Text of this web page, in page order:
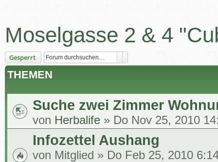
Moselgasse 2 & 4
Gesperrt
THEMEN
Suche zwei Zimmer
von Herbalife » Do Nov 25, 2010
Infozettel Aushang
von Mitglied » Do Feb 25, 2010